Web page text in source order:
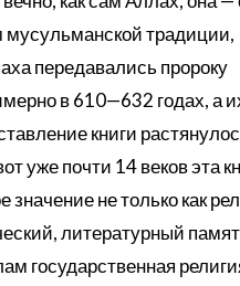
традиции,
передавались пророку
в 610—632 годах, а
книги
уже почти 14 веков эта
значение не только как
литературный
государственная